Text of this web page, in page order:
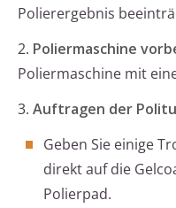
Polierergebnis
2. Poliermaschine
Poliermaschine mit
3. Auftragen der
Geben Sie einige
direkt auf die
Polierpad.